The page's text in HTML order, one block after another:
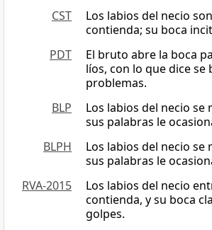
CST
Los labios del necio
contienda; su boca
PDT
El bruto abre la boca
líos, con lo que dice se
problemas.
BLP
Los labios del necio se
sus palabras le
BLPH
Los labios del necio se
sus palabras le
RVA-2015
Los labios del necio
contienda, y su boca
golpes.